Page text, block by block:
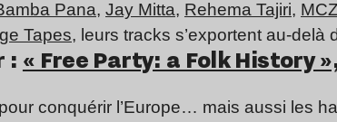
Pana, Jay Mitta, Rehema Tajiri,
Tapes, leurs tracks s’exportent au-delà
: « Free Party: a Folk History
conquérir l’Europe… mais aussi les